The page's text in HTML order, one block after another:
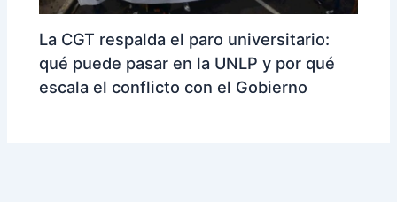
La CGT respalda el paro universitario:
qué puede pasar en la UNLP y por qué
escala el conflicto con el Gobierno